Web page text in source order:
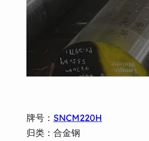
牌号： SNCM220H
归类：合金钢